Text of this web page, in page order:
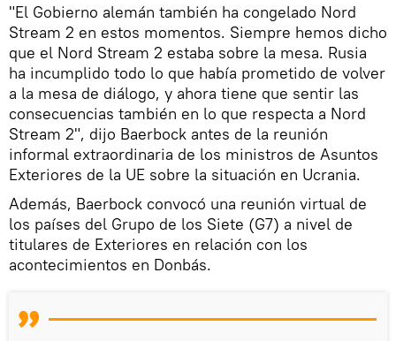
"El Gobierno alemán también ha congelado Nord
Stream 2 en estos momentos. Siempre hemos dicho
que el Nord Stream 2 estaba sobre la mesa. Rusia
ha incumplido todo lo que había prometido de volver
a la mesa de diálogo, y ahora tiene que sentir las
consecuencias también en lo que respecta a Nord
Stream 2", dijo Baerbock antes de la reunión
informal extraordinaria de los ministros de Asuntos
Exteriores de la UE sobre la situación en Ucrania.
Además, Baerbock convocó una reunión virtual de
los países del Grupo de los Siete (G7) a nivel de
titulares de Exteriores en relación con los
acontecimientos en Donbás.